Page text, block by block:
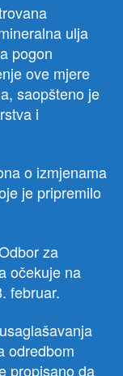
ulja
pogon
ove mjere
saopšteno je
i
o izmjenama
je pripremilo
za
očekuje na
februar.
odredbom
propisano da